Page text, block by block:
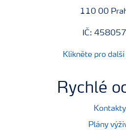
110 00
IČ:
Klikněte pro
Rychlé
Kontakty
Plány